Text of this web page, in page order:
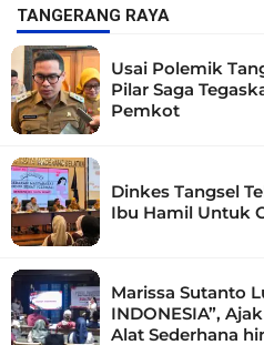
TANGERANG RAYA
Usai Polemik
Pilar Saga
Pemkot
Dinkes Tangsel
Ibu Hamil Untuk
Marissa Sutanto
INDONESIA”,
Alat Sederhana